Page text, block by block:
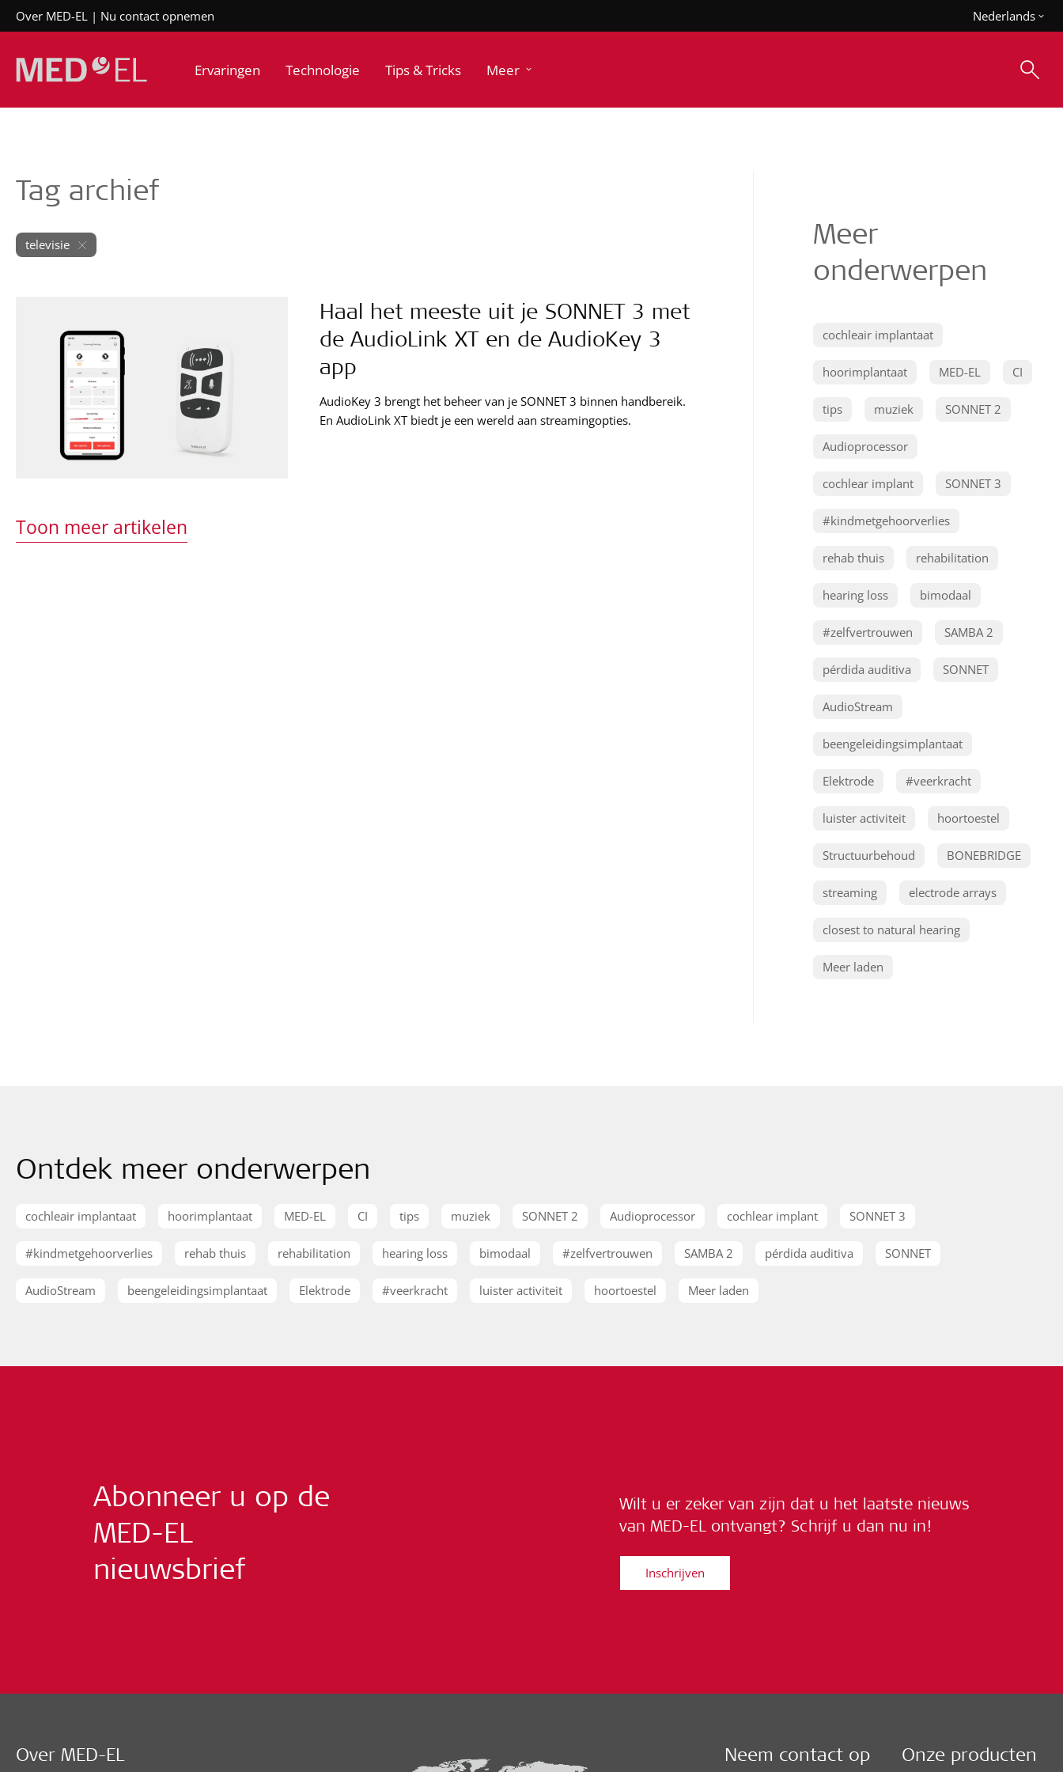
Over MED-EL Nu contact opnemen Nederlands
Ervaringen Technologie Tips & Tricks Meer
Tag archief
televisie
Haal het meeste uit je SONNET 3 met
de AudioLink XT en de AudioKey 3
app
AudioKey 3 brengt het beheer van je SONNET 3 binnen handbereik.
En AudioLink XT biedt je een wereld aan streamingopties.
Toon meer artikelen
Meer
onderwerpen
cochleair implantaat
hoorimplantaat MED-EL CI
tips muziek SONNET 2
Audioprocessor
cochlear implant SONNET 3
#kindmetgehoorverlies
rehab thuis rehabilitation
hearing loss bimodaal
#zelfvertrouwen SAMBA 2
pérdida auditiva SONNET
AudioStream
beengeleidingsimplantaat
Elektrode #veerkracht
luister activiteit hoortoestel
Structuurbehoud BONEBRIDGE
streaming electrode arrays
closest to natural hearing
Meer laden
Ontdek meer onderwerpen
cochleair implantaat hoorimplantaat MED-EL CI tips muziek SONNET 2 Audioprocessor cochlear implant SONNET 3
#kindmetgehoorverlies rehab thuis rehabilitation hearing loss bimodaal #zelfvertrouwen SAMBA 2 pérdida auditiva SONNET
AudioStream beengeleidingsimplantaat Elektrode #veerkracht luister activiteit hoortoestel Meer laden
Abonneer u op de
MED-EL
nieuwsbrief
Wilt u er zeker van zijn dat u het laatste nieuws
van MED-EL ontvangt? Schrijf u dan nu in!
Inschrijven
Over MED-EL Neem contact op Onze producten